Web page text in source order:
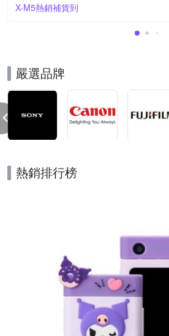
X-M5熱銷補貨到
嚴選品牌
熱銷排行榜